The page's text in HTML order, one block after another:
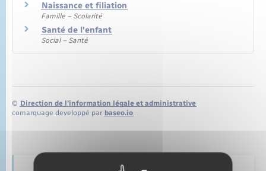
Naissance et filiation
Famille – Scolarité
Santé de l'enfant
Social – Santé
© Direction de l’information légale et administrative
comarquage developpé par baseo.io